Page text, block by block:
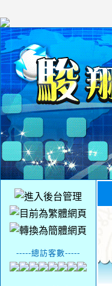
-----總訪客數-----